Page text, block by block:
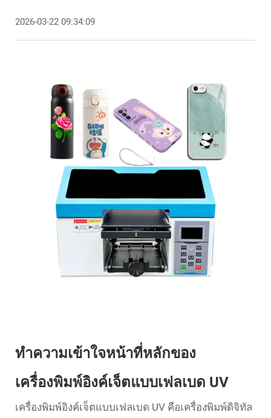
2026-03-22 09:34:09
ทำความเข้าใจหน้าที่หลักของ
เครื่องพิมพ์อิงค์เจ็ตแบบเฟลเบด UV
เครื่องพิมพ์อิงค์เจ็ตแบบเฟลเบด UV คือเครื่องพิมพ์ดิจิทัล